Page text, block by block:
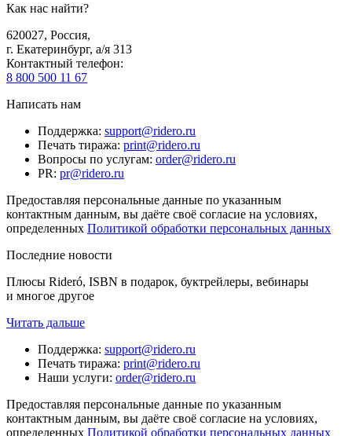
Как нас найти?
620027, Россия,
г. Екатеринбург, а/я 313
Контактный телефон:
8 800 500 11 67
Написать нам
Поддержка: support@ridero.ru
Печать тиража: print@ridero.ru
Вопросы по услугам: order@ridero.ru
PR: pr@ridero.ru
Предоставляя персональные данные по указанным
контактным данным, вы даёте своё согласие на условиях,
определенных Политикой обработки персональных данных
Последние новости
Плюсы Rideró, ISBN в подарок, буктрейлеры, вебинары
и многое другое
Читать дальше
Поддержка: support@ridero.ru
Печать тиража: print@ridero.ru
Наши услуги: order@ridero.ru
Предоставляя персональные данные по указанным
контактным данным, вы даёте своё согласие на условиях,
определенных Политикой обработки персональных данных